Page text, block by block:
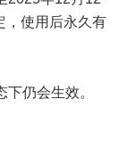
，使用后永久有
仍会生效。